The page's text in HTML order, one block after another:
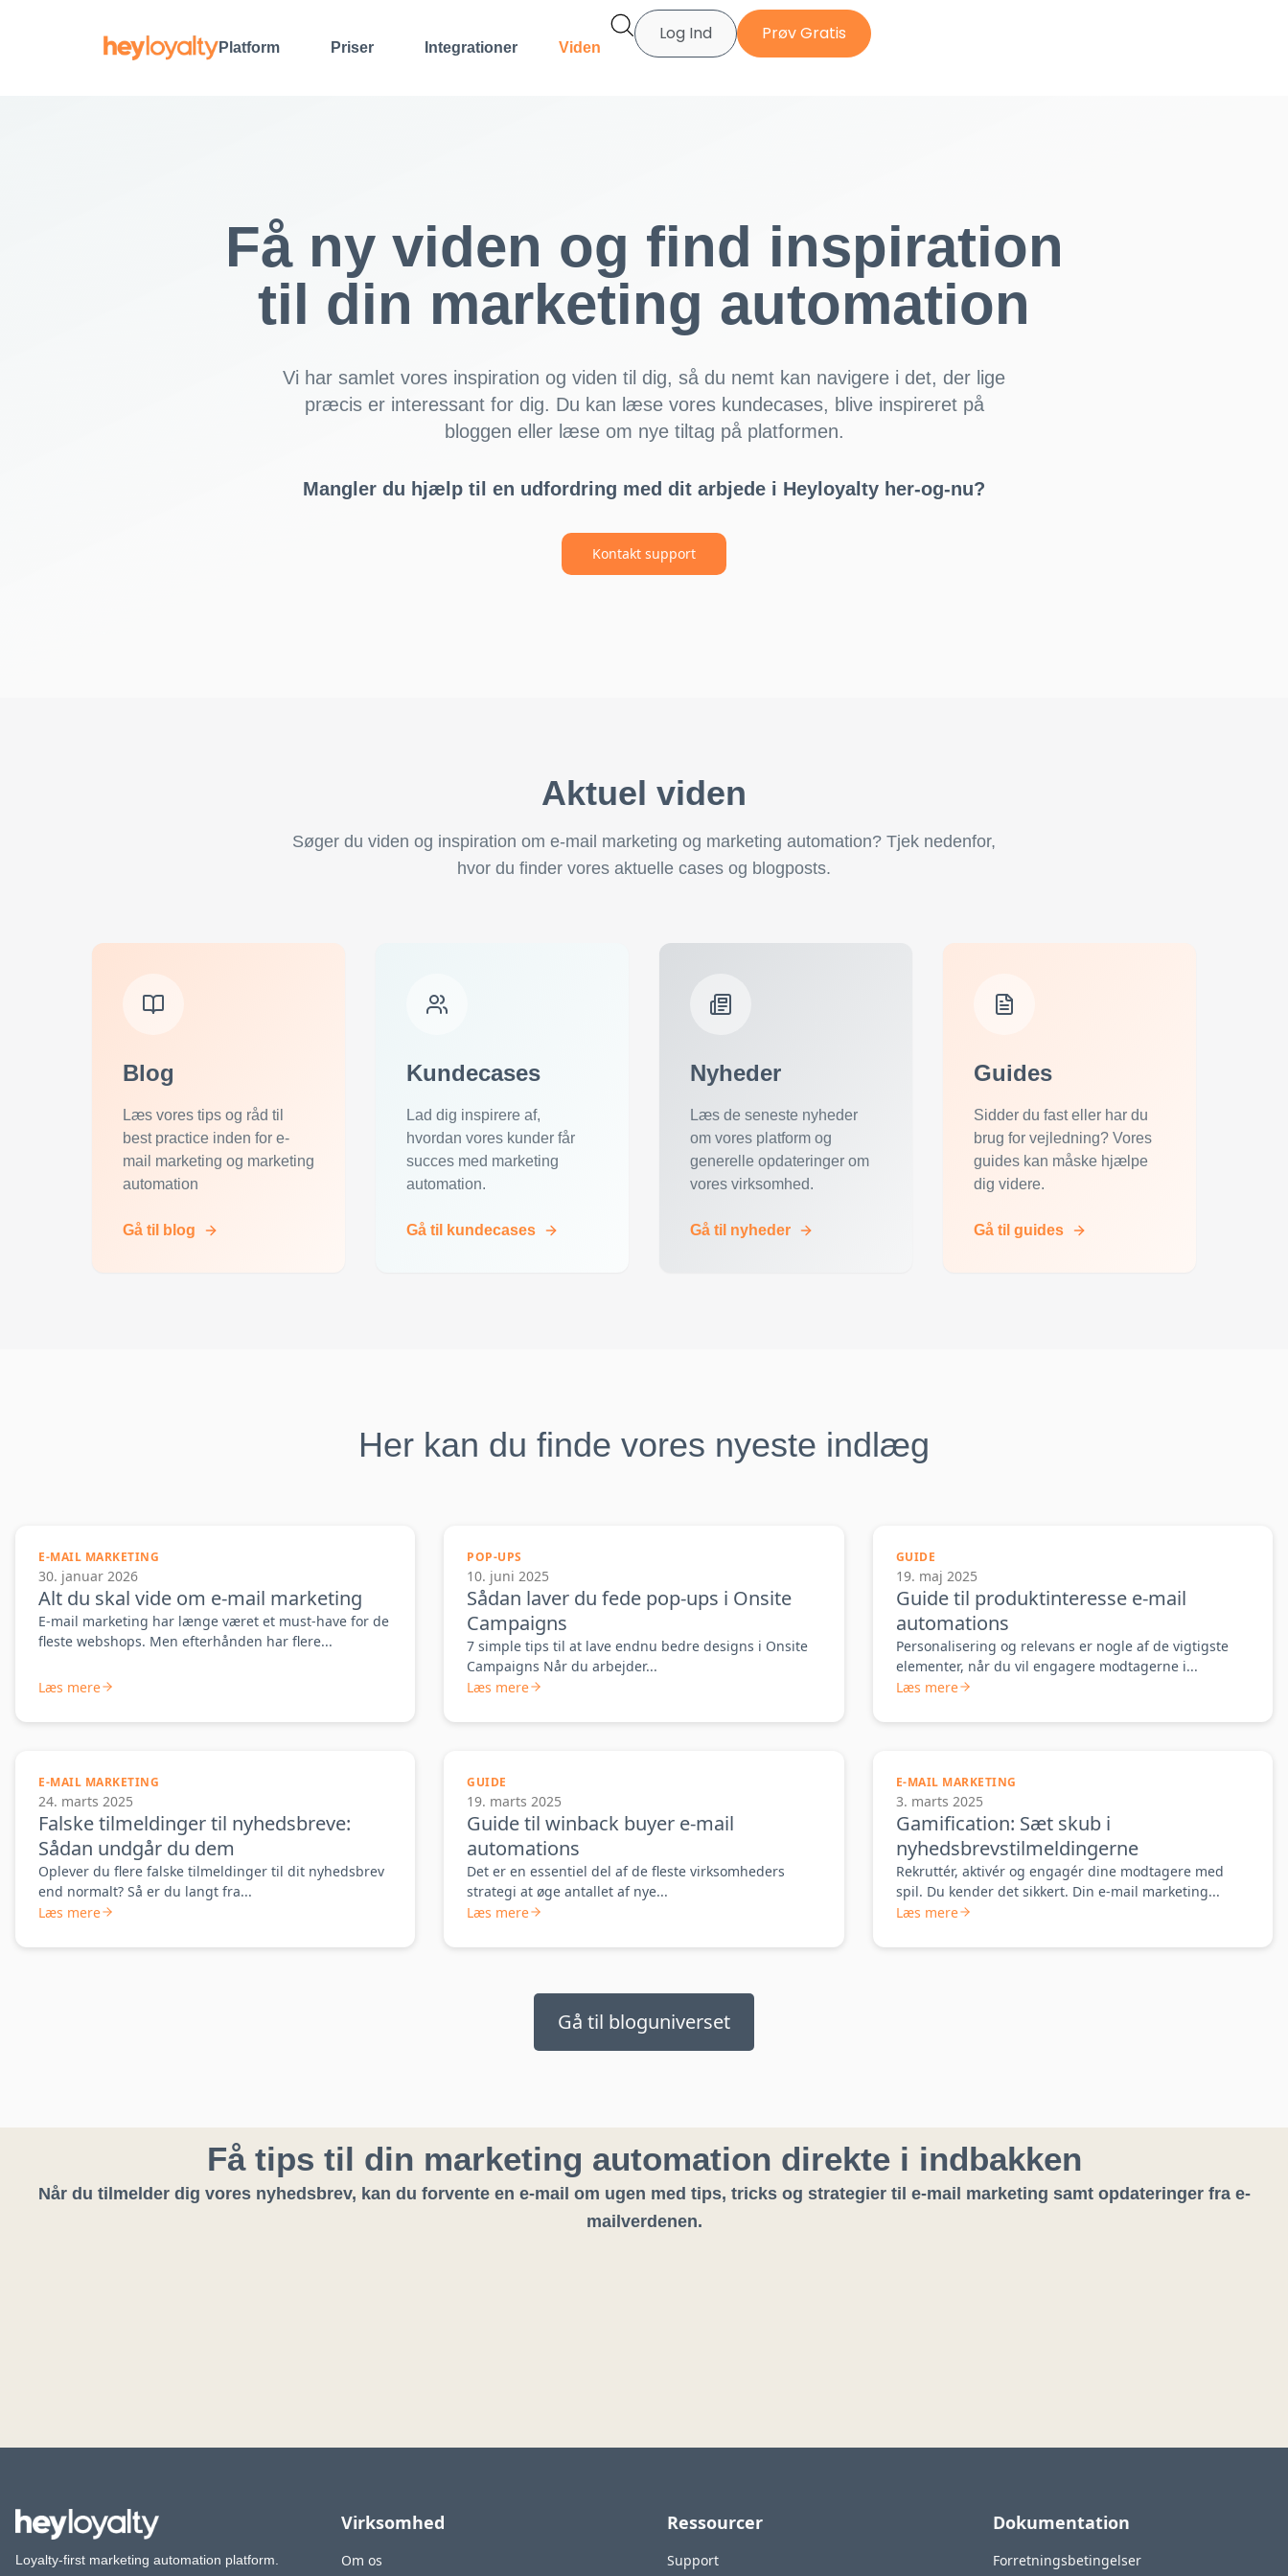
Platform Priser Integrationer Viden
Log Ind Prøv Gratis
Få ny viden og find inspiration
til din marketing automation
Vi har samlet vores inspiration og viden til dig, så du nemt kan navigere i det, der lige
præcis er interessant for dig. Du kan læse vores kundecases, blive inspireret på
bloggen eller læse om nye tiltag på platformen.
Mangler du hjælp til en udfordring med dit arbjede i Heyloyalty her-og-nu?
Kontakt support
Aktuel viden
Søger du viden og inspiration om e-mail marketing og marketing automation? Tjek nedenfor,
hvor du finder vores aktuelle cases og blogposts.
Blog
Læs vores tips og råd til
best practice inden for e-
mail marketing og marketing
automation
Gå til blog
Kundecases
Lad dig inspirere af,
hvordan vores kunder får
succes med marketing
automation.
Gå til kundecases
Nyheder
Læs de seneste nyheder
om vores platform og
generelle opdateringer om
vores virksomhed.
Gå til nyheder
Guides
Sidder du fast eller har du
brug for vejledning? Vores
guides kan måske hjælpe
dig videre.
Gå til guides
Her kan du finde vores nyeste indlæg
E-MAIL MARKETING
30. januar 2026
Alt du skal vide om e-mail marketing
E-mail marketing har længe været et must-have for de
fleste webshops. Men efterhånden har flere...
Læs mere
POP-UPS
10. juni 2025
Sådan laver du fede pop-ups i Onsite
Campaigns
7 simple tips til at lave endnu bedre designs i Onsite
Campaigns Når du arbejder...
Læs mere
GUIDE
19. maj 2025
Guide til produktinteresse e-mail
automations
Personalisering og relevans er nogle af de vigtigste
elementer, når du vil engagere modtagerne i...
Læs mere
E-MAIL MARKETING
24. marts 2025
Falske tilmeldinger til nyhedsbreve:
Sådan undgår du dem
Oplever du flere falske tilmeldinger til dit nyhedsbrev
end normalt? Så er du langt fra...
Læs mere
GUIDE
19. marts 2025
Guide til winback buyer e-mail
automations
Det er en essentiel del af de fleste virksomheders
strategi at øge antallet af nye...
Læs mere
E-MAIL MARKETING
3. marts 2025
Gamification: Sæt skub i
nyhedsbrevstilmeldingerne
Rekruttér, aktivér og engagér dine modtagere med
spil. Du kender det sikkert. Din e-mail marketing...
Læs mere
Gå til bloguniverset
Få tips til din marketing automation direkte i indbakken
Når du tilmelder dig vores nyhedsbrev, kan du forvente en e-mail om ugen med tips, tricks og strategier til e-mail marketing samt opdateringer fra e-
mailverdenen.
Loyalty-first marketing automation platform.
Virksomhed
Om os
Ressourcer
Support
Dokumentation
Forretningsbetingelser